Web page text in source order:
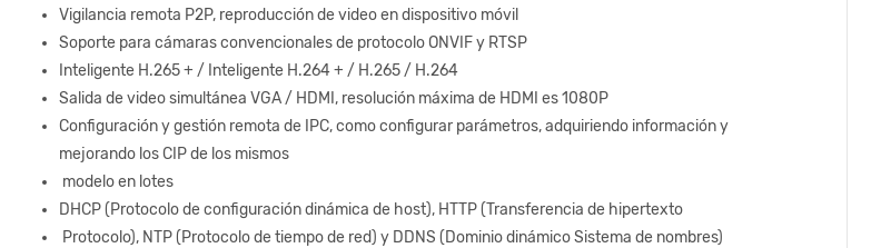
Vigilancia remota P2P, reproducción de video en dispositivo móvil
Soporte para cámaras convencionales de protocolo ONVIF y RTSP
Inteligente H.265 + / Inteligente H.264 + / H.265 / H.264
Salida de video simultánea VGA / HDMI, resolución máxima de HDMI es 1080P
Configuración y gestión remota de IPC, como configurar parámetros, adquiriendo información y
mejorando los CIP de los mismos
modelo en lotes
DHCP (Protocolo de configuración dinámica de host), HTTP (Transferencia de hipertexto
Protocolo), NTP (Protocolo de tiempo de red) y DDNS (Dominio dinámico Sistema de nombres)